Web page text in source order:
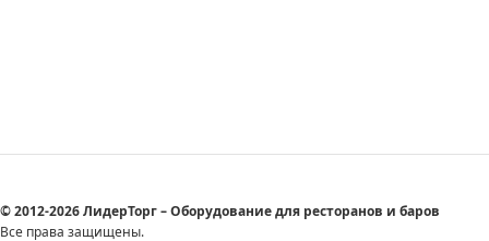
© 2012-2026 ЛидерТорг – Оборудование для ресторанов и баров
Все права защищены.